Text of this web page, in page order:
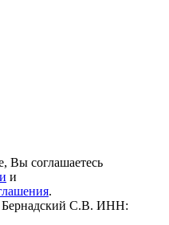
Вы соглашаетесь
и
.
Бернадский С.В. ИНН: